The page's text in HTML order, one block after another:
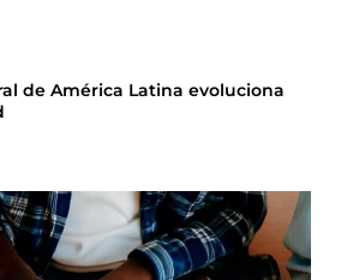
de América Latina evoluciona